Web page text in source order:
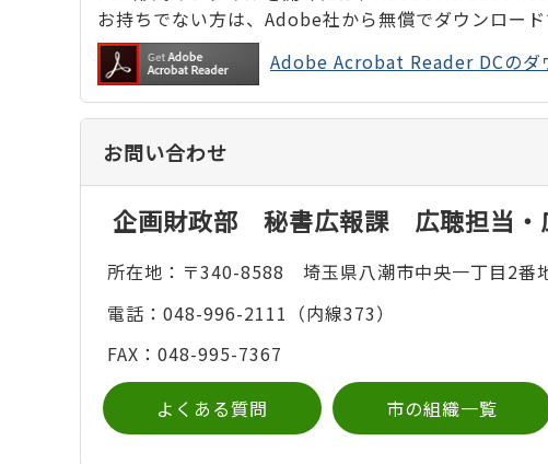
お持ちでない方は、Adobe社から無償でダウンロード
Adobe Acrobat Reader DCのダ
お問い合わせ
企画財政部 秘書広報課 広聴担当・
所在地：〒340-8588 埼玉県八潮市中央一丁目2番
電話：048-996-2111（内線373）
FAX：048-995-7367
よくある質問 市の組織一覧